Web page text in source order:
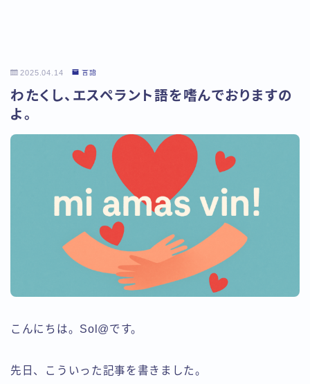
2025.04.14 言語
わたくし、エスペラント語を嗜んでおりますの
よ。
こんにちは。Sol@です。
先日、こういった記事を書きました。